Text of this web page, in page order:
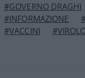
#GOVERNO DRAGHI
#INFORMAZIONE
#VACCINI